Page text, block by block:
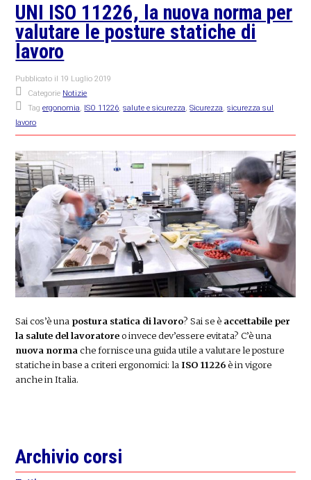
UNI ISO 11226, la nuova norma per
valutare le posture statiche di
lavoro
Pubblicato il 19 Luglio 2019
Categorie Notizie
Tagergonomia, ISO 11226,salute e sicurezza,Sicurezza,sicurezza sul
lavoro
Sai cos’è una postura statica di lavoro? Sai se è accettabile per
la salute del lavoratoreo invece dev’essere evitata? C’è una
nuova norma che fornisce una guida utile a valutare le posture
statiche in base a criteri ergonomici: la ISO 11226è in vigore
anche in Italia.
Primary
Archivio corsi